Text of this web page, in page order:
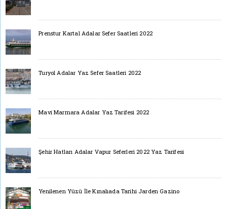
Prenstur Kartal Adalar Sefer Saatleri 2022
Turyol Adalar Yaz Sefer Saatleri 2022
Mavi Marmara Adalar Yaz Tarifesi 2022
Şehir Hatları Adalar Vapur Seferleri 2022 Yaz Tarifesi
Yenilenen Yüzü İle Kınalıada Tarihi Jarden Gazino